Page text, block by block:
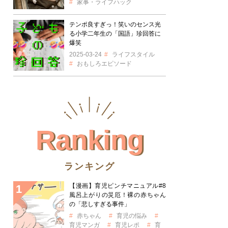
家事・ライフハック
テンポ良すぎっ！笑いのセンス光
る小学二年生の「国語」珍回答に
爆笑
2025-03-24
ライフスタイル
おもしろエピソード
Ranking
ランキング
【漫画】育児ピンチマニュアル#8
風呂上がりの災厄！裸の赤ちゃん
の「悲しすぎる事件」
赤ちゃん
育児の悩み
育児マンガ
育児レポ 育